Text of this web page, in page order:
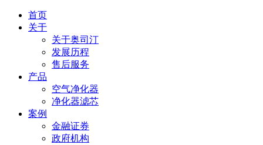
首页
关于
关于奥司汀
发展历程
售后服务
产品
空气净化器
净化器滤芯
案例
金融证券
政府机构